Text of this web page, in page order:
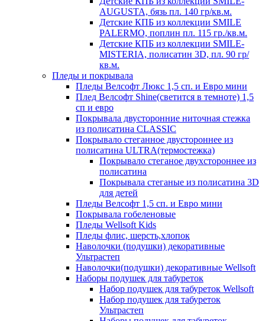
AUGUSTA, бязь пл. 140 гр/кв.м.
Детские КПБ из коллекции SMILE
PALERMO, поплин пл. 115 гр./кв.м.
Детские КПБ из коллекции SMILE-
MISTERIA, полисатин 3D, пл. 90 гр/
кв.м.
Пледы и покрывала
Пледы Велсофт Люкс 1,5 сп. и Евро мини
Плед Велсофт Shine(светится в темноте) 1,5
сп и евро
Покрывала двусторонние ниточная стежка
из полисатина CLASSIC
Покрывало стеганное двустороннее из
полисатина ULTRA(термостежка)
Покрывало стеганое двухстороннее из
полисатина
Покрывала стеганые из полисатина 3D
для детей
Пледы Велсофт 1,5 сп. и Евро мини
Покрывала гобеленовые
Пледы Wellsoft Kids
Пледы флис, шерсть,хлопок
Наволочки (подушки) декоративные
Ультрастеп
Наволочки(подушки) декоративные Wellsoft
Наборы подушек для табуреток
Набор подушек для табуреток Wellsoft
Набор подушек для табуреток
Ультрастеп